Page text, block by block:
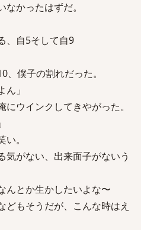
かったはずだ。
、自5そして自9
、僕子の割れだった。
ん」
ウインクしてきやがった。
。
気がない、出来面子がないう
んとか生かしたいよな〜
もそうだが、こんな時はえ